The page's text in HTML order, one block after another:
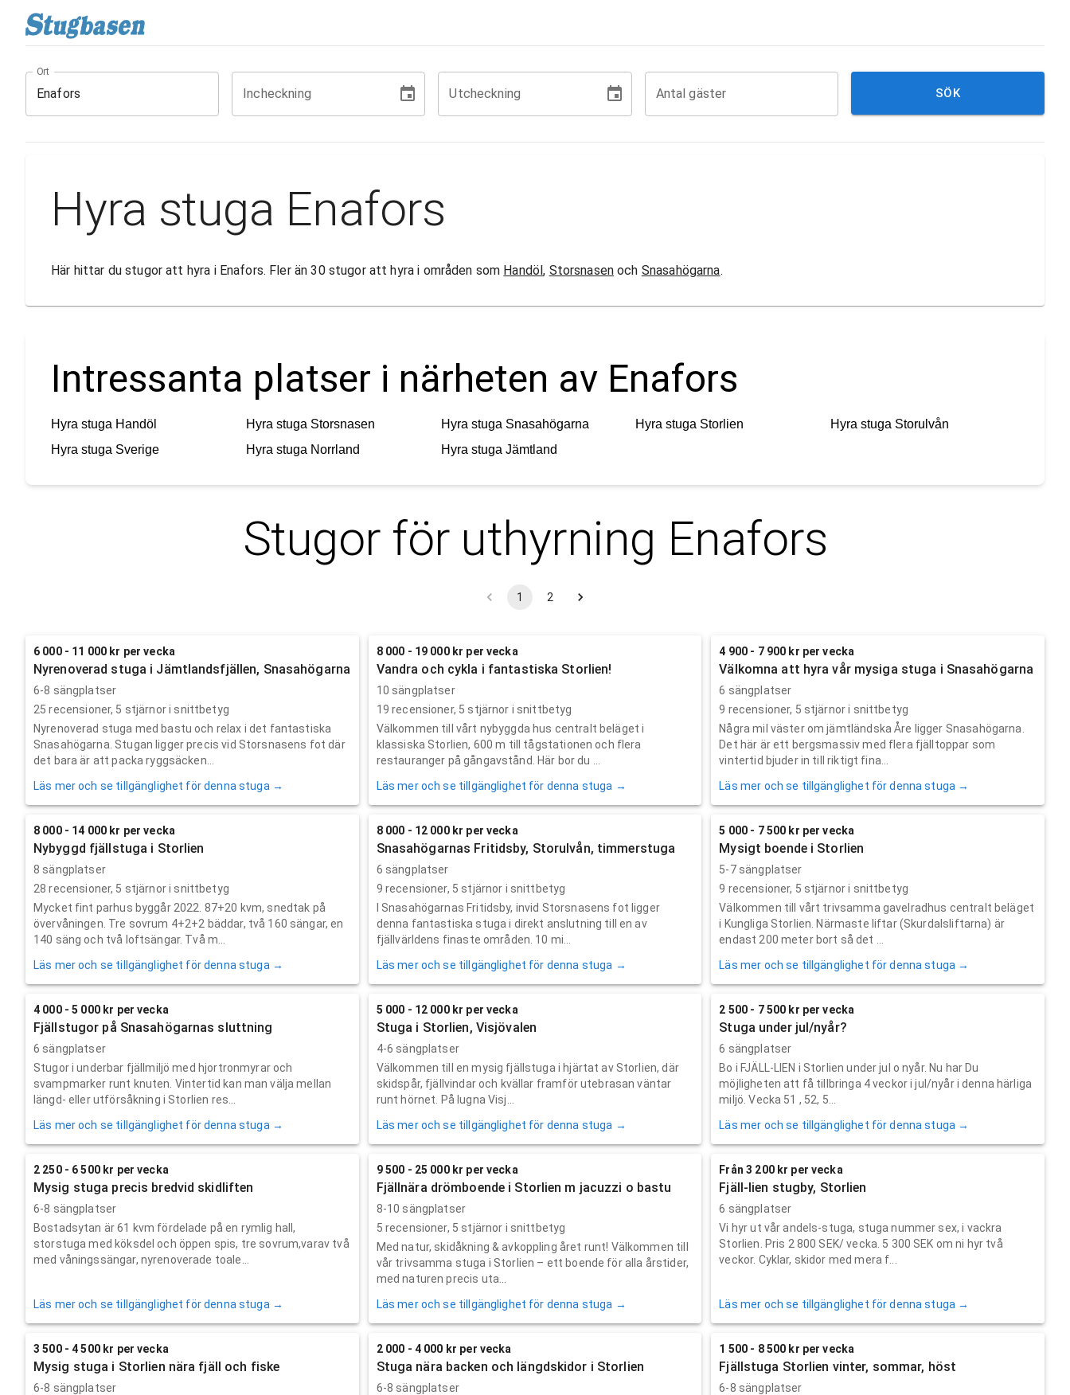
Ort
Incheckning Utcheckning Antal gäster SÖK
Hyra stuga Enafors
Här hittar du stugor att hyra i Enafors. Fler än 30 stugor att hyra i områden som Handöl, Storsnasen och Snasahögarna.
Intressanta platser i närheten av Enafors
Hyra stuga Handöl Hyra stuga Storsnasen Hyra stuga Snasahögarna Hyra stuga Storlien Hyra stuga Storulvån
Hyra stuga Sverige Hyra stuga Norrland Hyra stuga Jämtland
Stugor för uthyrning Enafors
1 2
6 000 - 11 000 kr per vecka
Nyrenoverad stuga i Jämtlandsfjällen, Snasahögarna
6-8 sängplatser
25 recensioner, 5 stjärnor i snittbetyg
Nyrenoverad stuga med bastu och relax i det fantastiska
Snasahögarna. Stugan ligger precis vid Storsnasens fot där
det bara är att packa ryggsäcken...
Läs mer och se tillgänglighet för denna stuga →
8 000 - 19 000 kr per vecka
Vandra och cykla i fantastiska Storlien!
10 sängplatser
19 recensioner, 5 stjärnor i snittbetyg
Välkommen till vårt nybyggda hus centralt beläget i
klassiska Storlien, 600 m till tågstationen och flera
restauranger på gångavstånd. Här bor du ...
Läs mer och se tillgänglighet för denna stuga →
4 900 - 7 900 kr per vecka
Välkomna att hyra vår mysiga stuga i Snasahögarna
6 sängplatser
9 recensioner, 5 stjärnor i snittbetyg
Några mil väster om jämtländska Åre ligger Snasahögarna.
Det här är ett bergsmassiv med flera fjälltoppar som
vintertid bjuder in till riktigt fina...
Läs mer och se tillgänglighet för denna stuga →
8 000 - 14 000 kr per vecka
Nybyggd fjällstuga i Storlien
8 sängplatser
28 recensioner, 5 stjärnor i snittbetyg
Mycket fint parhus byggår 2022. 87+20 kvm, snedtak på
övervåningen. Tre sovrum 4+2+2 bäddar, två 160 sängar, en
140 säng och två loftsängar. Två m...
Läs mer och se tillgänglighet för denna stuga →
8 000 - 12 000 kr per vecka
Snasahögarnas Fritidsby, Storulvån, timmerstuga
6 sängplatser
9 recensioner, 5 stjärnor i snittbetyg
I Snasahögarnas Fritidsby, invid Storsnasens fot ligger
denna fantastiska stuga i direkt anslutning till en av
fjällvärldens finaste områden. 10 mi...
Läs mer och se tillgänglighet för denna stuga →
5 000 - 7 500 kr per vecka
Mysigt boende i Storlien
5-7 sängplatser
9 recensioner, 5 stjärnor i snittbetyg
Välkommen till vårt trivsamma gavelradhus centralt beläget
i Kungliga Storlien. Närmaste liftar (Skurdalsliftarna) är
endast 200 meter bort så det ...
Läs mer och se tillgänglighet för denna stuga →
4 000 - 5 000 kr per vecka
Fjällstugor på Snasahögarnas sluttning
6 sängplatser
Stugor i underbar fjällmiljö med hjortronmyrar och
svampmarker runt knuten. Vintertid kan man välja mellan
längd- eller utförsåkning i Storlien res...
Läs mer och se tillgänglighet för denna stuga →
5 000 - 12 000 kr per vecka
Stuga i Storlien, Visjövalen
4-6 sängplatser
Välkommen till en mysig fjällstuga i hjärtat av Storlien, där
skidspår, fjällvindar och kvällar framför utebrasan väntar
runt hörnet. På lugna Visj...
Läs mer och se tillgänglighet för denna stuga →
2 500 - 7 500 kr per vecka
Stuga under jul/nyår?
6 sängplatser
Bo i FJÄLL-LIEN i Storlien under jul o nyår. Nu har Du
möjligheten att få tillbringa 4 veckor i jul/nyår i denna härliga
miljö. Vecka 51 , 52, 5...
Läs mer och se tillgänglighet för denna stuga →
2 250 - 6 500 kr per vecka
Mysig stuga precis bredvid skidliften
6-8 sängplatser
Bostadsytan är 61 kvm fördelade på en rymlig hall,
storstuga med köksdel och öppen spis, tre sovrum,varav två
med våningssängar, nyrenoverade toale...
Läs mer och se tillgänglighet för denna stuga →
9 500 - 25 000 kr per vecka
Fjällnära drömboende i Storlien m jacuzzi o bastu
8-10 sängplatser
5 recensioner, 5 stjärnor i snittbetyg
Med natur, skidåkning & avkoppling året runt! Välkommen till
vår trivsamma stuga i Storlien – ett boende för alla årstider,
med naturen precis uta...
Läs mer och se tillgänglighet för denna stuga →
Från 3 200 kr per vecka
Fjäll-lien stugby, Storlien
6 sängplatser
Vi hyr ut vår andels-stuga, stuga nummer sex, i vackra
Storlien. Pris 2 800 SEK/ vecka. 5 300 SEK om ni hyr två
veckor. Cyklar, skidor med mera f...
Läs mer och se tillgänglighet för denna stuga →
3 500 - 4 500 kr per vecka
Mysig stuga i Storlien nära fjäll och fiske
6-8 sängplatser
2 000 - 4 000 kr per vecka
Stuga nära backen och längdskidor i Storlien
6-8 sängplatser
1 500 - 8 500 kr per vecka
Fjällstuga Storlien vinter, sommar, höst
6-8 sängplatser